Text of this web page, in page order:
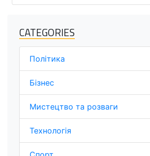
CATEGORIES
Політика
Бізнес
Мистецтво та розваги
Технологія